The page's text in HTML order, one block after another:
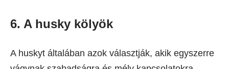
6. A husky kölyök
A huskyt általában azok választják, akik egyszerre